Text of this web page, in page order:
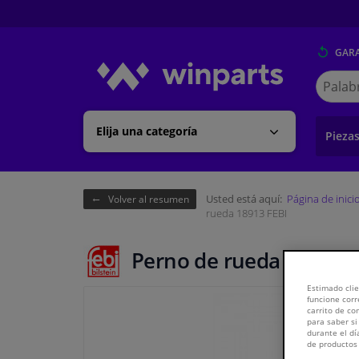
Elija una categoría
Buscar
en
Volver al resumen Usted está aquí: Página de inicio
rueda 18913 FEBI
Perno de rueda 18913
Estimado
funcione
carrito de
para saber
durante el
de